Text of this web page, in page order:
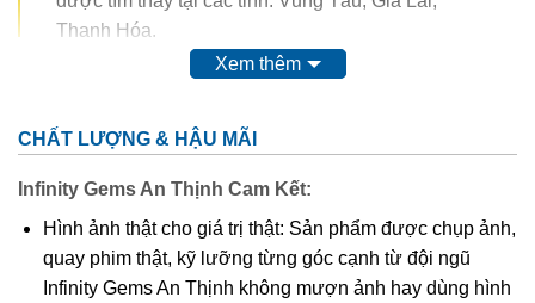
Thanh Hóa.
Trong thế kỷ 20, màu của ametit được coi là do sự có mặt
hoàn toàn thậm chí mất màu khi nung. Vì vậy, người ta
được cho là có mặt trong ametit và
được tìm thấy trong khoáng vật này.
Các công trình gần đây cho thấy màu của ametit là do có
Xem thêm
CHẤT LƯỢNG & HẬU MÃI
Infinity Gems An Thịnh Cam Kết:
Hình ảnh thật cho giá trị thật: Sản phẩm được chụp ảnh,
quay phim thật, kỹ lưỡng từng góc cạnh từ đội ngũ
Infinity Gems An Thịnh không mượn ảnh hay dùng hình